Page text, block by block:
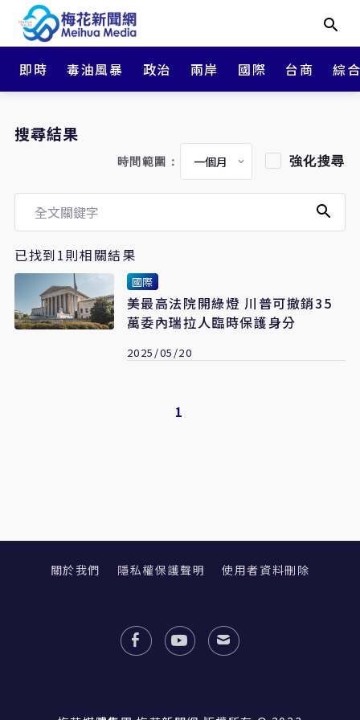
即時 毒油風暴 政治 兩岸 國際 台商 綜
搜尋結果
時間範圍： 強化搜尋
已找到1則相關結果
國際
美最高法院開綠燈 川普可撤銷35
萬委內瑞拉人臨時保護身分
2025/05/20
1
關於我們 隱私權保護聲明 使用者資料刪除